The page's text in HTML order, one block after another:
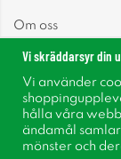
Om oss
Nyhetsbrev
Om cookies
Vi skräddarsyr din
Vi använder
hålla våra
ändamål
mönster och